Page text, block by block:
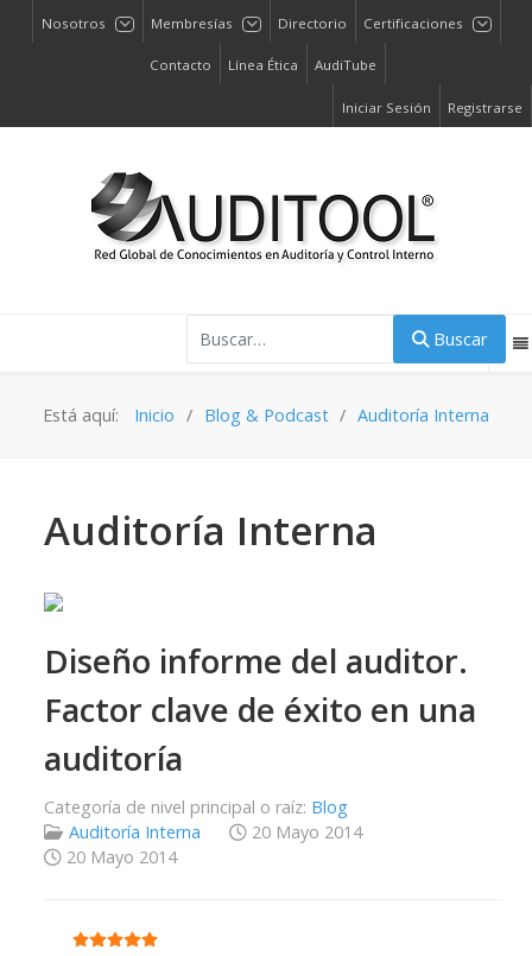
Nosotros Membresías Directorio Certificaciones
Contacto Línea Ética AudiTube
Iniciar Sesión Registrarse
Buscar
Está aquí: Inicio Blog & Podcast Auditoría Interna
Auditoría Interna
Diseño informe del auditor.
Factor clave de éxito en una
auditoría
Categoría de nivel principal o raíz: Blog
Auditoría Interna
20 Mayo 2014
20 Mayo 2014